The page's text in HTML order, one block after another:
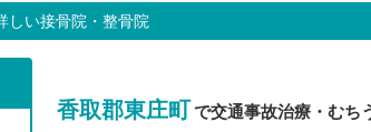
しい接骨院・整骨院
香取郡東庄町で交通事故治療・むち